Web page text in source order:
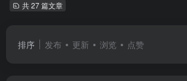
共 27 篇文章
排序 发布 更新 浏览 点赞